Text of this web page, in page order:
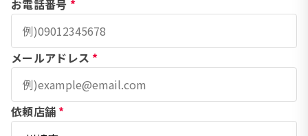
お電話番号 *
メールアドレス *
依頼店舗 *